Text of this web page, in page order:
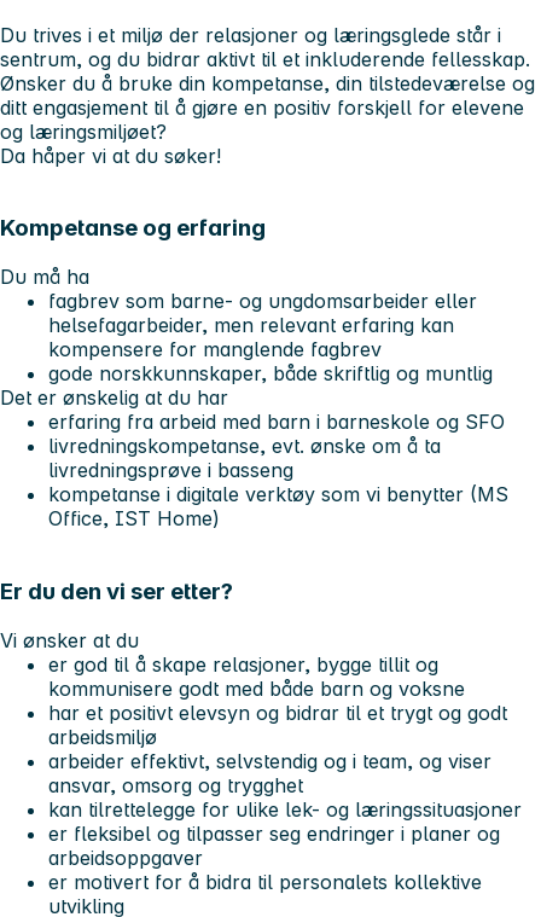
Du trives i et miljø der relasjoner og læringsglede står i
sentrum, og du bidrar aktivt til et inkluderende fellesskap.
Ønsker du å bruke din kompetanse, din tilstedeværelse og
ditt engasjement til å gjøre en positiv forskjell for elevene
og læringsmiljøet?
Da håper vi at du søker!
Kompetanse og erfaring
Du må ha
fagbrev som barne- og ungdomsarbeider eller
helsefagarbeider, men relevant erfaring kan
kompensere for manglende fagbrev
gode norskkunnskaper, både skriftlig og muntlig
Det er ønskelig at du har
erfaring fra arbeid med barn i barneskole og SFO
livredningskompetanse, evt. ønske om å ta
livredningsprøve i basseng
kompetanse i digitale verktøy som vi benytter (MS
Office, IST Home)
Er du den vi ser etter?
Vi ønsker at du
er god til å skape relasjoner, bygge tillit og
kommunisere godt med både barn og voksne
har et positivt elevsyn og bidrar til et trygt og godt
arbeidsmiljø
arbeider effektivt, selvstendig og i team, og viser
ansvar, omsorg og trygghet
kan tilrettelegge for ulike lek- og læringssituasjoner
er fleksibel og tilpasser seg endringer i planer og
arbeidsoppgaver
er motivert for å bidra til personalets kollektive
utvikling